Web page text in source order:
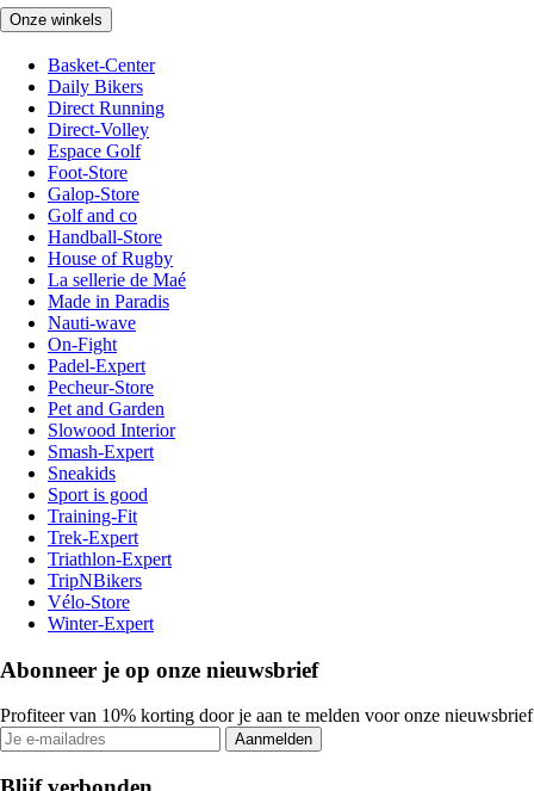
Onze winkels
Basket-Center
Daily Bikers
Direct Running
Direct-Volley
Espace Golf
Foot-Store
Galop-Store
Golf and co
Handball-Store
House of Rugby
La sellerie de Maé
Made in Paradis
Nauti-wave
On-Fight
Padel-Expert
Pecheur-Store
Pet and Garden
Slowood Interior
Smash-Expert
Sneakids
Sport is good
Training-Fit
Trek-Expert
Triathlon-Expert
TripNBikers
Vélo-Store
Winter-Expert
Abonneer je op onze nieuwsbrief
Profiteer van 10% korting door je aan te melden voor onze nieuwsbrief
Aanmelden